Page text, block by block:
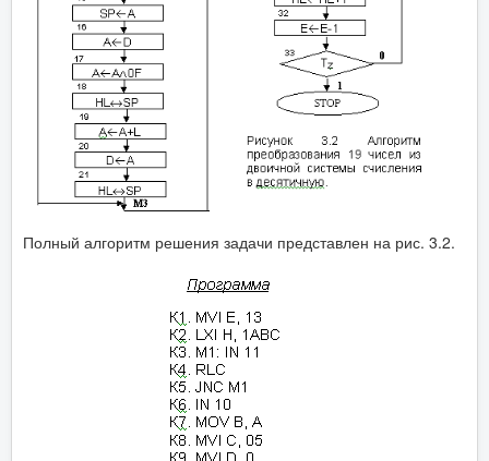
Полный алгоритм решения задачи представлен на рис. 3.2.